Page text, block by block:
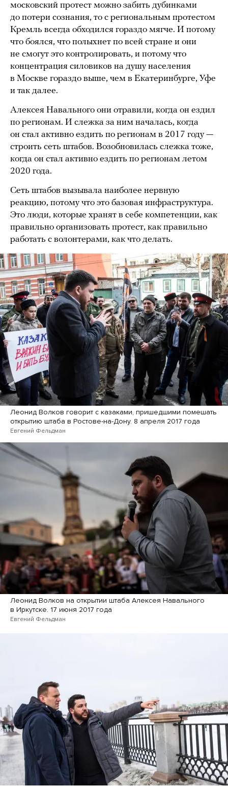
московский протест можно забить дубинками
до потери сознания, то с региональным протестом
Кремль всегда обходился гораздо мягче. И потому
что боялся, что полыхнет по всей стране и они
не смогут это контролировать, и потому что
концентрация силовиков на душу населения
в Москве гораздо выше, чем в Екатеринбурге, Уфе
и так далее.
Алексея Навального они отравили, когда он ездил
по регионам. И слежка за ним началась, когда
он стал активно ездить по регионам в 2017 году —
строить сеть штабов. Возобновилась слежка тоже,
когда он стал активно ездить по регионам летом
2020 года.
Сеть штабов вызывала наиболее нервную
реакцию, потому что это базовая инфраструктура.
Это люди, которые хранят в себе компетенции, как
правильно организовать протест, как правильно
работать с волонтерами, как что делать.
Леонид Волков говорит с казаками, пришедшими помешать
открытию штаба в Ростове-на-Дону. 8 апреля 2017 года
Евгений Фельдман
Леонид Волков на открытии штаба Алексея Навального
в Иркутске. 17 июня 2017 года
Евгений Фельдман